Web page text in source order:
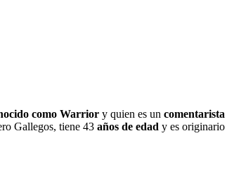
como Warrior y quien es un
Gallegos, tiene 43 años de edad y es originario